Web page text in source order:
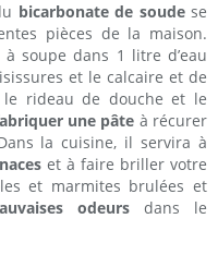
bicarbonate de soudese
pièces de la maison.
soupe dans 1 litre d’eau
et le calcaire et de
rideau de douche et le
une pâte à récurer
la cuisine, il servira à
et à faire briller votre
et marmites brulées et
odeursdans le